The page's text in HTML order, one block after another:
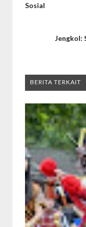
Sosial
Jengkol:
BERITA TERKAIT